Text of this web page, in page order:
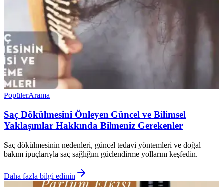
PopülerArama
Saç Dökülmesini Önleyen Güncel ve Bilimsel
Yaklaşımlar Hakkında Bilmeniz Gerekenler
Saç dökülmesinin nedenleri, güncel tedavi yöntemleri ve doğal
bakım ipuçlarıyla saç sağlığını güçlendirme yollarını keşfedin.
Daha fazla bilgi edinin